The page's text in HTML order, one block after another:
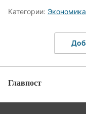
Категории: Экономика
Главпост